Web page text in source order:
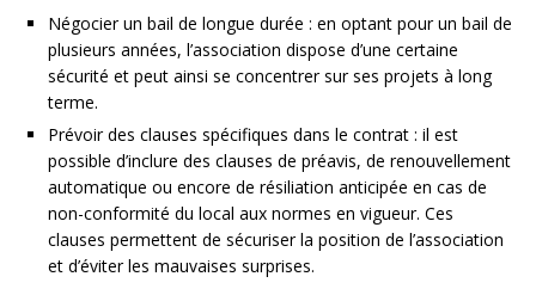
Négocier un bail de longue durée : en optant pour un bail de
plusieurs années, l’association dispose d’une certaine
sécurité et peut ainsi se concentrer sur ses projets à long
terme.
Prévoir des clauses spécifiques dans le contrat : il est
possible d’inclure des clauses de préavis, de renouvellement
automatique ou encore de résiliation anticipée en cas de
non-conformité du local aux normes en vigueur. Ces
clauses permettent de sécuriser la position de l’association
et d’éviter les mauvaises surprises.